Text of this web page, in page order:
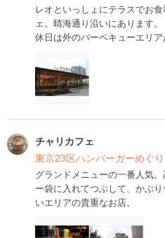
レオといっしょにテラスでお
ェ。晴海通り沿いにあります。
休日は外のバーベキューエリア
チャリカフェ
東京23区ハンバーガーめぐり
グランドメニューの一番人気
ー袋に入れてつぶして、かぶ
いエリアの貴重なお店。